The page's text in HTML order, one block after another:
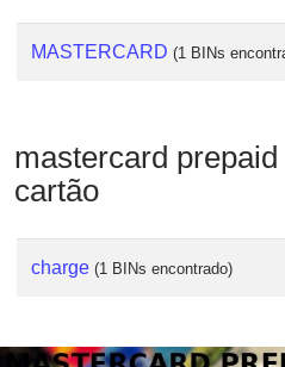
MASTERCARD (1 BINs
mastercard
cartão
charge (1 BINs encontrado)